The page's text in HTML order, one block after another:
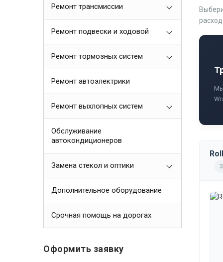
Ремонт трансмиссии
Ремонт подвески и ходовой
Ремонт тормозных систем
Ремонт автоэлектрики
Ремонт выхлопных систем
Обслуживание
автокондиционеров
Замена стекол и оптики
Дополнительное оборудование
Срочная помощь на дорогах
Оформить заявку